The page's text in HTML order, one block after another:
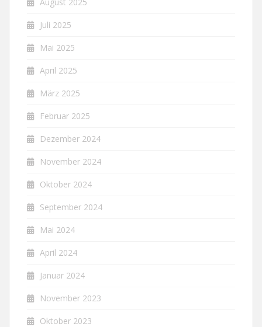
Juli 2025
Mai 2025
April 2025
März 2025
Februar 2025
Dezember 2024
November 2024
Oktober 2024
September 2024
Mai 2024
April 2024
Januar 2024
November 2023
Oktober 2023